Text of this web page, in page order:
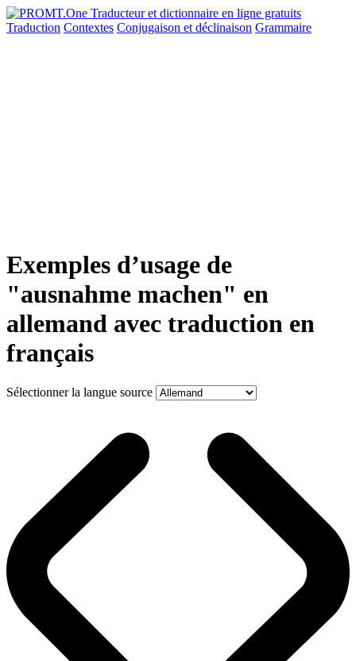
Traduction Contextes Conjugaison et déclinaison Grammaire
Exemples d’usage de
"ausnahme machen" en
allemand avec traduction en
français
Sélectionner la langue source